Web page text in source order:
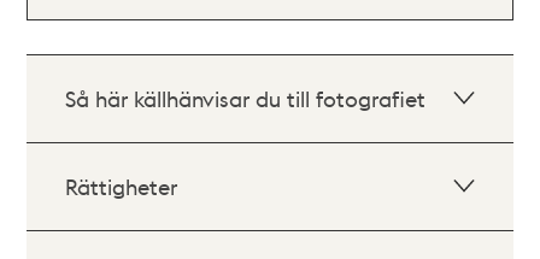
Så här källhänvisar du till fotografiet
Rättigheter